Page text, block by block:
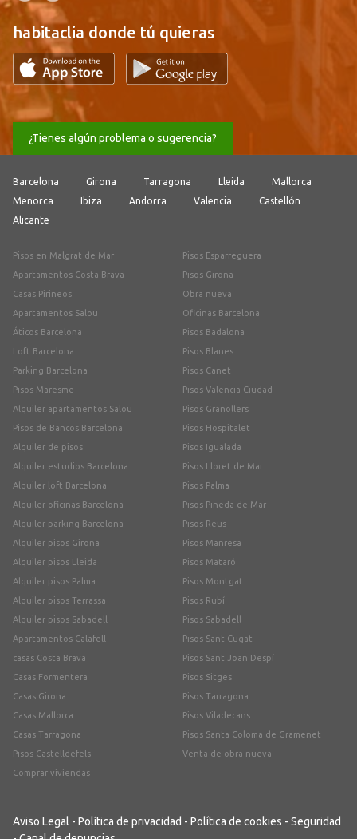
habitaclia donde tú quieras
¿Tienes algún problema o sugerencia?
Barcelona Girona Tarragona Lleida
Mallorca
Menorca
Ibiza Andorra Valencia
Castellón
Alicante
Pisos en Malgrat de Mar
Apartamentos Costa Brava
Casas Pirineos
Apartamentos Salou
Áticos Barcelona
Loft Barcelona
Parking Barcelona
Pisos Maresme
Alquiler apartamentos Salou
Pisos de Bancos Barcelona
Alquiler de pisos
Alquiler estudios Barcelona
Alquiler loft Barcelona
Alquiler oficinas Barcelona
Alquiler parking Barcelona
Alquiler pisos Girona
Alquiler pisos Lleida
Alquiler pisos Palma
Alquiler pisos Terrassa
Alquiler pisos Sabadell
Apartamentos Calafell
casas Costa Brava
Casas Formentera
Casas Girona
Casas Mallorca
Casas Tarragona
Pisos Castelldefels
Comprar viviendas
Pisos Esparreguera
Pisos Girona
Obra nueva
Oficinas Barcelona
Pisos Badalona
Pisos Blanes
Pisos Canet
Pisos Valencia Ciudad
Pisos Granollers
Pisos Hospitalet
Pisos Igualada
Pisos Lloret de Mar
Pisos Palma
Pisos Pineda de Mar
Pisos Reus
Pisos Manresa
Pisos Mataró
Pisos Montgat
Pisos Rubí
Pisos Sabadell
Pisos Sant Cugat
Pisos Sant Joan Despí
Pisos Sitges
Pisos Tarragona
Pisos Viladecans
Pisos Santa Coloma de Gramenet
Venta de obra nueva
Aviso Legal - Política de privacidad - Política de cookies - Seguridad